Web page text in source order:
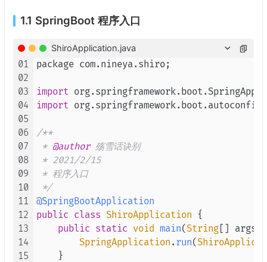
1.1 SpringBoot 程序入口
ShiroApplication.java
01
02
03
04
05
06
07
08
09
10
11
12
13
14
15
package com. nineya . shiro;
import org. springframework. boot .
import org. springframework. boot .
/**
* @author 殇雪话诀别
* 2021/2/15
* 程序入口
*/
@SpringBootApplication
public class ShiroApplication {
public static void main(String [] args
SpringApplication . run(
    }